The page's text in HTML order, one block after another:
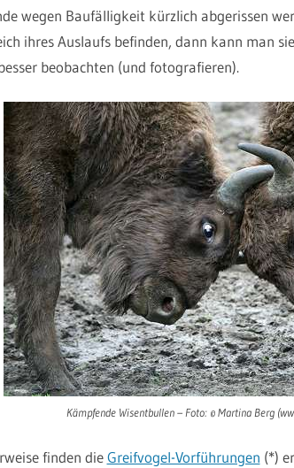
wegen Baufälligkeit kürzlich abgerissen
ihres Auslaufs befinden, dann kann man
beobachten (und fotografieren).
Kämpfende Wisentbullen – Foto: © Martina Berg
finden dieGreifvogel-Vorführungen (*)